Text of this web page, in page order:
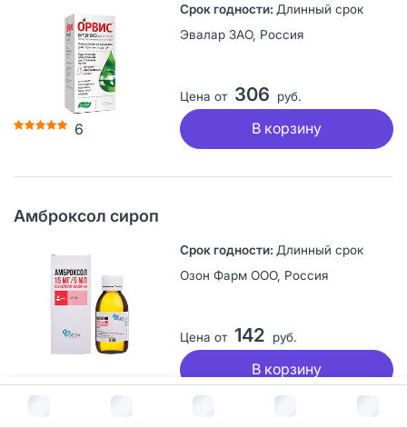
В корзину за руб.
6
Длинный срок
Эвалар ЗАО, Россия
Цена от 306 руб.
В корзину
Амброксол сироп
Длинный срок
Озон Фарм ООО, Россия
Цена от 142 руб.
В корзину